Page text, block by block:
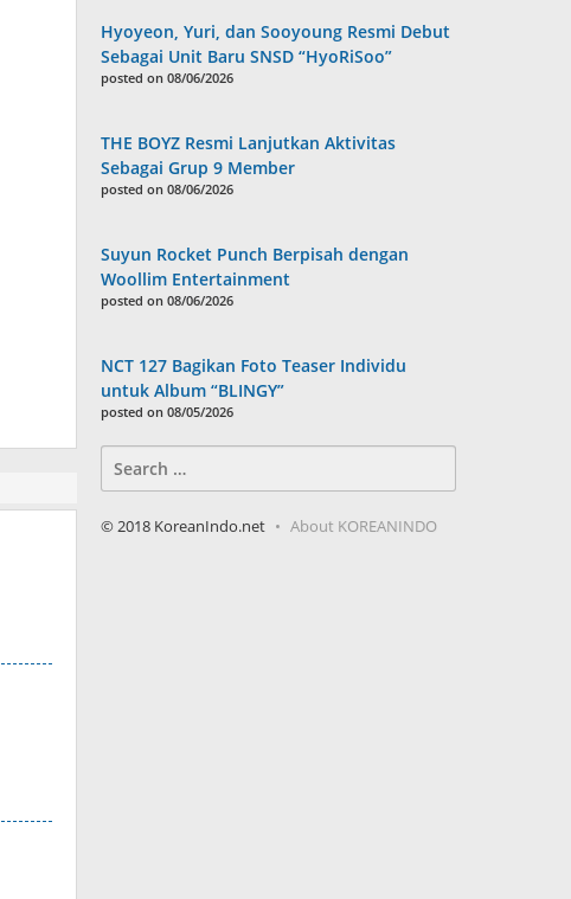
Hyoyeon, Yuri, dan Sooyoung Resmi Debut
Sebagai Unit Baru SNSD “HyoRiSoo”
posted on 08/06/2026
THE BOYZ Resmi Lanjutkan Aktivitas
Sebagai Grup 9 Member
posted on 08/06/2026
Suyun Rocket Punch Berpisah dengan
Woollim Entertainment
posted on 08/06/2026
NCT 127 Bagikan Foto Teaser Individu
untuk Album “BLINGY”
posted on 08/05/2026
for:
© 2018 KoreanIndo.net About KOREANINDO